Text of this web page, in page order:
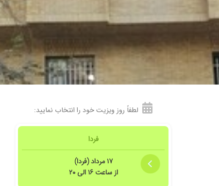
لطفاً روز ویزیت خود را انتخاب نمایید:
فردا
۱۷ مرداد (فردا)
از ساعت ۱۶ الی ۲۰